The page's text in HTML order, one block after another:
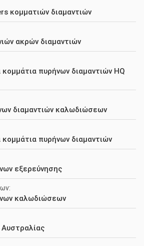
κομματιών διαμαντιών
ακρών διαμαντιών
κομμάτια πυρήνων διαμαντιών HQ
διαμαντιών καλωδιώσεων
κομμάτια πυρήνων διαμαντιών
εξερεύνησης
καλωδιώσεων